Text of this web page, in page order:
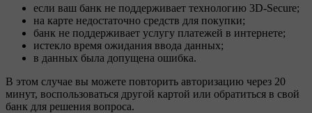
если ваш банк не поддерживает технологию 3D-Secure;
на карте недостаточно средств для покупки;
банк не поддерживает услугу платежей в интернете;
истекло время ожидания ввода данных;
в данных была допущена ошибка.
В этом случае вы можете повторить авторизацию через 20
минут, воспользоваться другой картой или обратиться в свой
банк для решения вопроса.